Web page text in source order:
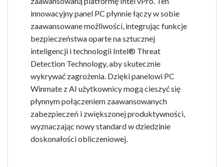
innowacyjny panel PC płynnie łączy w sobie
zaawansowane możliwości, integrując funkcje
bezpieczeństwa oparte na sztucznej
inteligencji i technologii Intel® Threat
Detection Technology, aby skutecznie
wykrywać zagrożenia. Dzięki panelowi PC
Winmate z AI użytkownicy mogą cieszyć się
płynnym połączeniem zaawansowanych
zabezpieczeń i zwiększonej produktywności,
wyznaczając nowy standard w dziedzinie
doskonałości obliczeniowej.